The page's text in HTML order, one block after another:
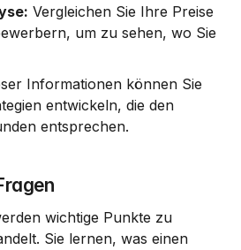
Vergleichen Sie Ihre Preise
um zu sehen, wo Sie
Informationen können Sie
entwickeln, die den
entsprechen.
wichtige Punkte zu
Sie lernen, was einen